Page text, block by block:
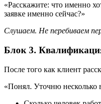
«Расскажите: что именно
заявке именно сейчас?»
Слушаем. Не перебиваем
Блок 3.
После того как клиент
«Понял. Уточню несколько